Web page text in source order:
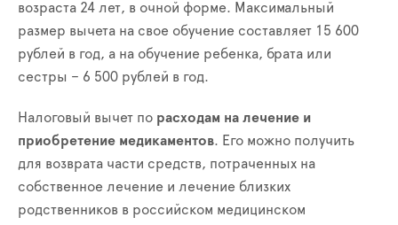
возраста 24 лет, в очной форме. Максимальный
размер вычета на свое обучение составляет 15 600
рублей в год, а на обучение ребенка, брата или
сестры – 6 500 рублей в год.
Налоговый вычет по расходам на лечение и
приобретение медикаментов. Его можно получить
для возврата части средств, потраченных на
собственное лечение и лечение близких
родственников в российском медицинском